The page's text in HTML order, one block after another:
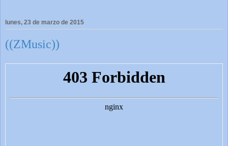
lunes, 23 de marzo de 2015
((ZMusic))